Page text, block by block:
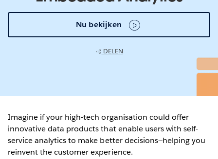
Nu bekijken
DELEN
Imagine if your high-tech organisation could offer
innovative data products that enable users with self-
service analytics to make better decisions—helping you
reinvent the customer experience.